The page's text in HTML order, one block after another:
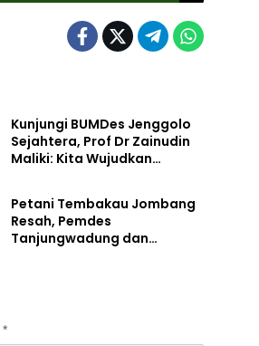
Kunjungi BUMDes Jenggolo
Sejahtera, Prof Dr Zainudin
Maliki: Kita Wujudkan
dengan Potensi Desa
Petani Tembakau Jombang
Resah, Pemdes
Tanjungwadung dan
*